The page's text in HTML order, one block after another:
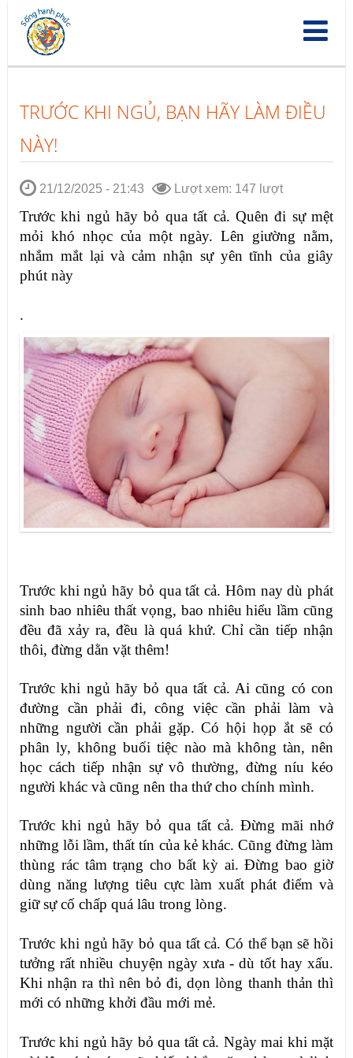
dung
TRƯỚC KHI NGỦ, BẠN HÃY LÀM ĐIỀU
NÀY!
21/12/2025 - 21:43 Lượt xem: 147 lượt
Trước khi ngủ hãy bỏ qua tất cả. Quên đi sự mệt
mỏi khó nhọc của một ngày. Lên giường nằm,
nhắm mắt lại và cảm nhận sự yên tĩnh của giây
phút này
.
Trước khi ngủ hãy bỏ qua tất cả. Hôm nay dù phát
sinh bao nhiêu thất vọng, bao nhiêu hiểu lầm cũng
đều đã xảy ra, đều là quá khứ. Chỉ cần tiếp nhận
thôi, đừng dằn vặt thêm!
Trước khi ngủ hãy bỏ qua tất cả. Ai cũng có con
đường cần phải đi, công việc cần phải làm và
những người cần phải gặp. Có hội họp ắt sẽ có
phân ly, không buổi tiệc nào mà không tàn, nên
học cách tiếp nhận sự vô thường, đừng níu kéo
người khác và cũng nên tha thứ cho chính mình.
Trước khi ngủ hãy bỏ qua tất cả. Đừng mãi nhớ
những lỗi lầm, thất tín của kẻ khác. Cũng đừng làm
thùng rác tâm trạng cho bất kỳ ai. Đừng bao giờ
dùng năng lượng tiêu cực làm xuất phát điểm và
giữ sự cố chấp quá lâu trong lòng.
Trước khi ngủ hãy bỏ qua tất cả. Có thể bạn sẽ hồi
tưởng rất nhiều chuyện ngày xưa - dù tốt hay xấu.
Khi nhận ra thì nên bỏ đi, dọn lòng thanh thản thì
mới có những khởi đầu mới mẻ.
Trước khi ngủ hãy bỏ qua tất cả. Ngày mai khi mặt